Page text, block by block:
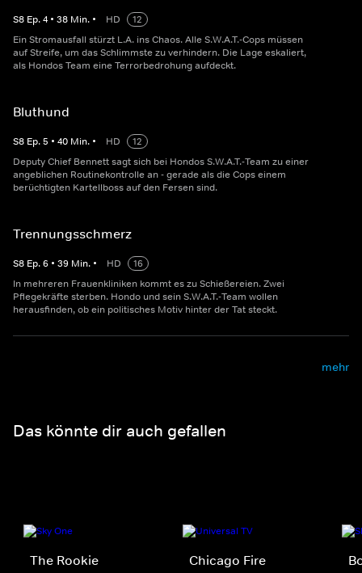
S8 Ep.4 • 38 Min. • HD
12
Ein Stromausfall stürzt L.A. ins Chaos. Alle S.W.A.T.-Cops müssen
auf Streife, um das Schlimmste zu verhindern. Die Lage eskaliert,
als Hondos Team eine Terrorbedrohung aufdeckt.
Bluthund
S8 Ep.5 • 40 Min. • HD
12
Deputy Chief Bennett sagt sich bei Hondos S.W.A.T.-Team zu einer
angeblichen Routinekontrolle an - gerade als die Cops einem
berüchtigten Kartellboss auf den Fersen sind.
Trennungsschmerz
S8 Ep.6 • 39 Min. • HD
16
In mehreren Frauenkliniken kommt es zu Schießereien. Zwei
Pflegekräfte sterben. Hondo und sein S.W.A.T.-Team wollen
herausfinden, ob ein politisches Motiv hinter der Tat steckt.
mehr
Das könnte dir auch gefallen
The Rookie Chicago Fire